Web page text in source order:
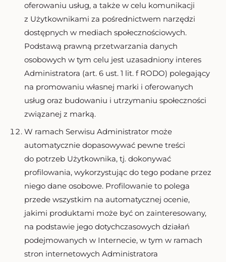
oferowaniu usług, a także w celu komunikacji
z Użytkownikami za pośrednictwem narzędzi
dostępnych w mediach społecznościowych.
Podstawą prawną przetwarzania danych
osobowych w tym celu jest uzasadniony interes
Administratora (art. 6 ust. 1 lit. f RODO) polegający
na promowaniu własnej marki i oferowanych
usług oraz budowaniu i utrzymaniu społeczności
związanej z marką.
W ramach Serwisu Administrator może
automatycznie dopasowywać pewne treści
do potrzeb Użytkownika, tj. dokonywać
profilowania, wykorzystując do tego podane przez
niego dane osobowe. Profilowanie to polega
przede wszystkim na automatycznej ocenie,
jakimi produktami może być on zainteresowany,
na podstawie jego dotychczasowych działań
podejmowanych w Internecie, w tym w ramach
stron internetowych Administratora